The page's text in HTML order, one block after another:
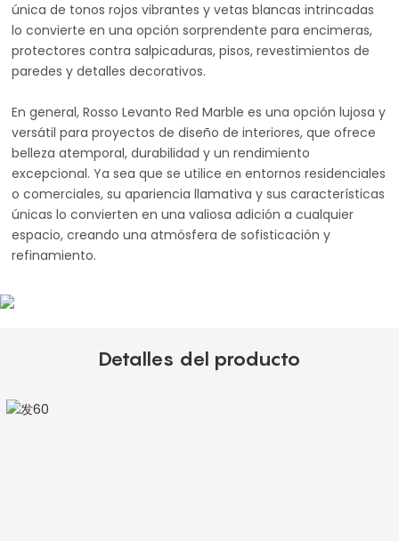
única de tonos rojos vibrantes y vetas blancas intrincadas
lo convierte en una opción sorprendente para encimeras,
protectores contra salpicaduras, pisos, revestimientos de
paredes y detalles decorativos.
En general, Rosso Levanto Red Marble es una opción lujosa y
versátil para proyectos de diseño de interiores, que ofrece
belleza atemporal, durabilidad y un rendimiento
excepcional. Ya sea que se utilice en entornos residenciales
o comerciales, su apariencia llamativa y sus características
únicas lo convierten en una valiosa adición a cualquier
espacio, creando una atmósfera de sofisticación y
refinamiento.
Detalles del producto